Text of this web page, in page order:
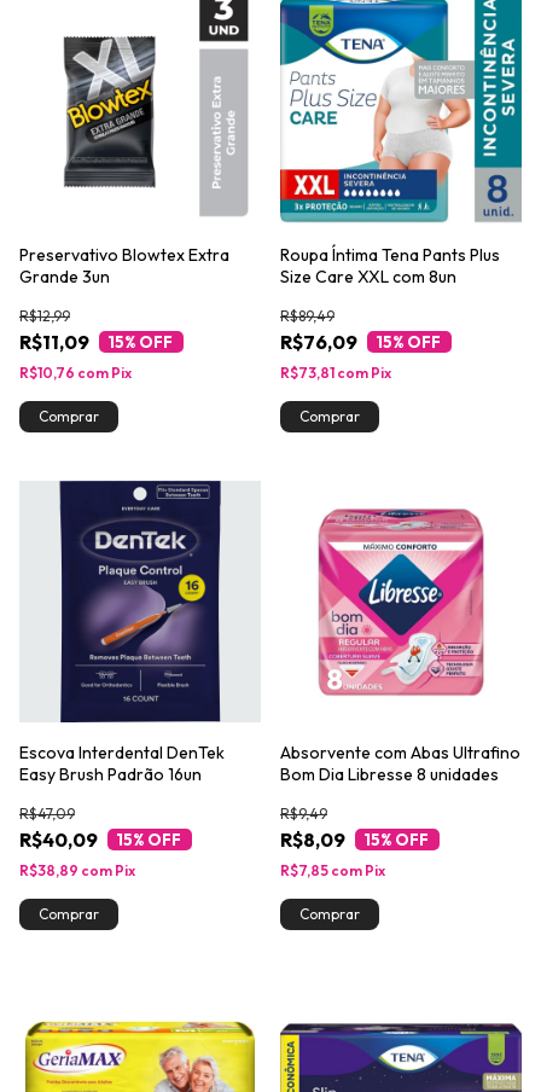
Preservativo Blowtex Extra
Grande 3un
R$11,09
R$12,99
15% OFF
R$10,76 com Pix
Roupa Íntima Tena Pants Plus
Size Care XXL com 8un
R$76,09
R$89,49
15% OFF
R$73,81 com Pix
Escova Interdental DenTek
Easy Brush Padrão 16un
R$40,09
R$47,09
15% OFF
R$38,89 com Pix
Absorvente com Abas Ultrafino
Bom Dia Libresse 8 unidades
R$8,09
R$9,49
15% OFF
R$7,85 com Pix